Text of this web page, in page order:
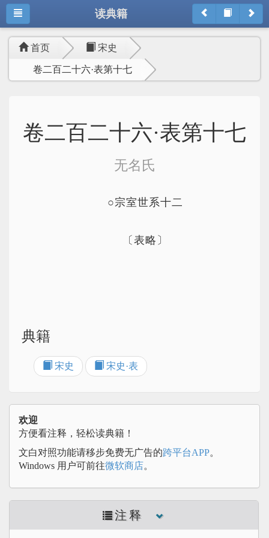
读典籍
首页 宋史
卷二百二十六·表第十七
卷二百二十六·表第十七
无名氏
○宗室世系十二
〔表略〕
典籍
宋史 宋史·表
欢迎
方便看注释，轻松读典籍！
文白对照功能请移步免费无广告的跨平台APP。
Windows 用户可前往微软商店。
注释